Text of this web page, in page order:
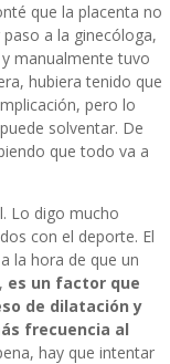
que la placenta no
a la ginecóloga,
manualmente tuvo
hubiera tenido que
pero lo
solventar. De
que todo va a
Lo digo mucho
con el deporte. El
la hora de que un
es un factor que
de dilatación y
frecuencia al
hay que intentar